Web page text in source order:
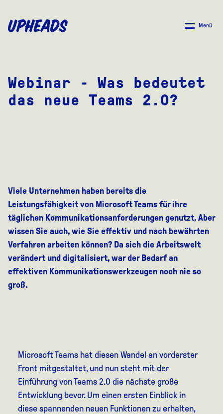
SPRINGEN
Menü
Webinar - Was bedeutet
das neue Teams 2.0?
Viele Unternehmen haben bereits die
Leistungsfähigkeit von Microsoft Teams für ihre
täglichen Kommunikationsanforderungen genutzt. Aber
wissen Sie auch, wie Sie effektiv und nach bewährten
Verfahren arbeiten können? Da sich die Arbeitswelt
verändert und digitalisiert, war der Bedarf an
effektiven Kommunikationswerkzeugen noch nie so
groß.
Microsoft Teams hat diesen Wandel an vorderster
Front mitgestaltet, und nun steht mit der
Einführung von Teams 2.0 die nächste große
Entwicklung bevor. Um einen ersten Einblick in
diese spannenden neuen Funktionen zu erhalten,